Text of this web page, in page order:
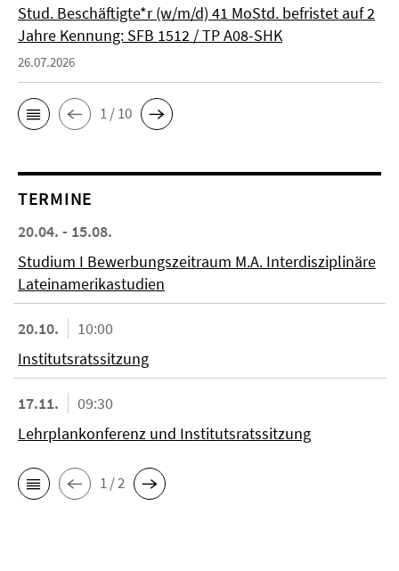
Stud. Beschäftigte*r (w/m/d) 41 MoStd. befristet auf 2
Jahre Kennung: SFB 1512 / TP A08-SHK
26.07.2026
1 / 10
TERMINE
20.04. - 15.08.
Studium I Bewerbungszeitraum M.A. Interdisziplinäre
Lateinamerikastudien
20.10.
10:00
Institutsratssitzung
17.11.
09:30
Lehrplankonferenz und Institutsratssitzung
1 / 2